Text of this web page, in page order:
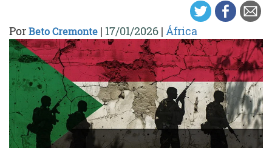
PorBeto Cremonte | 17/01/2026 | África